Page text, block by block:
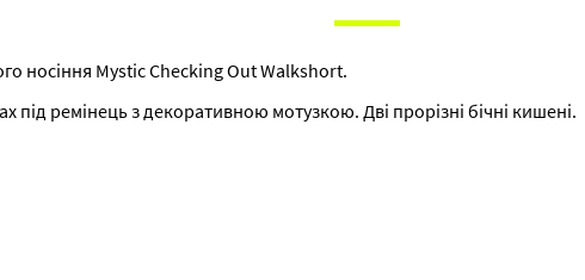
носіння Mystic Checking Out Walkshort.
ремінець з декоративною мотузкою. Дві прорізні бічні кишені.